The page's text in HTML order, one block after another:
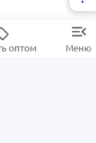
оптом Меню